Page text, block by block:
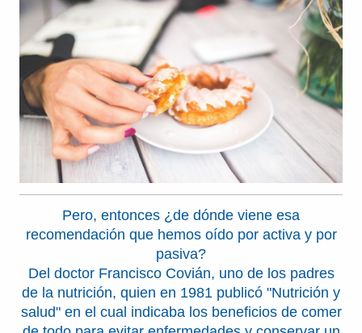
Pero, entonces ¿de dónde viene esa
recomendación que hemos oído por activa y por
pasiva?
Del doctor Francisco Covián, uno de los padres
de la nutrición, quien en 1981 publicó "Nutrición y
salud" en el cual indicaba los beneficios de comer